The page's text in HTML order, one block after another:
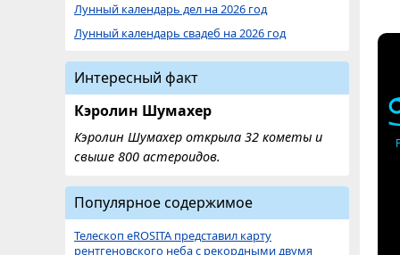
Лунный календарь дел на 2026 год
Лунный календарь свадеб на 2026 год
Интересный факт
Кэролин Шумахер
Кэролин Шумахер открыла 32 кометы и
свыше 800 астероидов.
Популярное содержимое
Телескоп eROSITA представил карту
рентгеновского неба с рекордными двумя